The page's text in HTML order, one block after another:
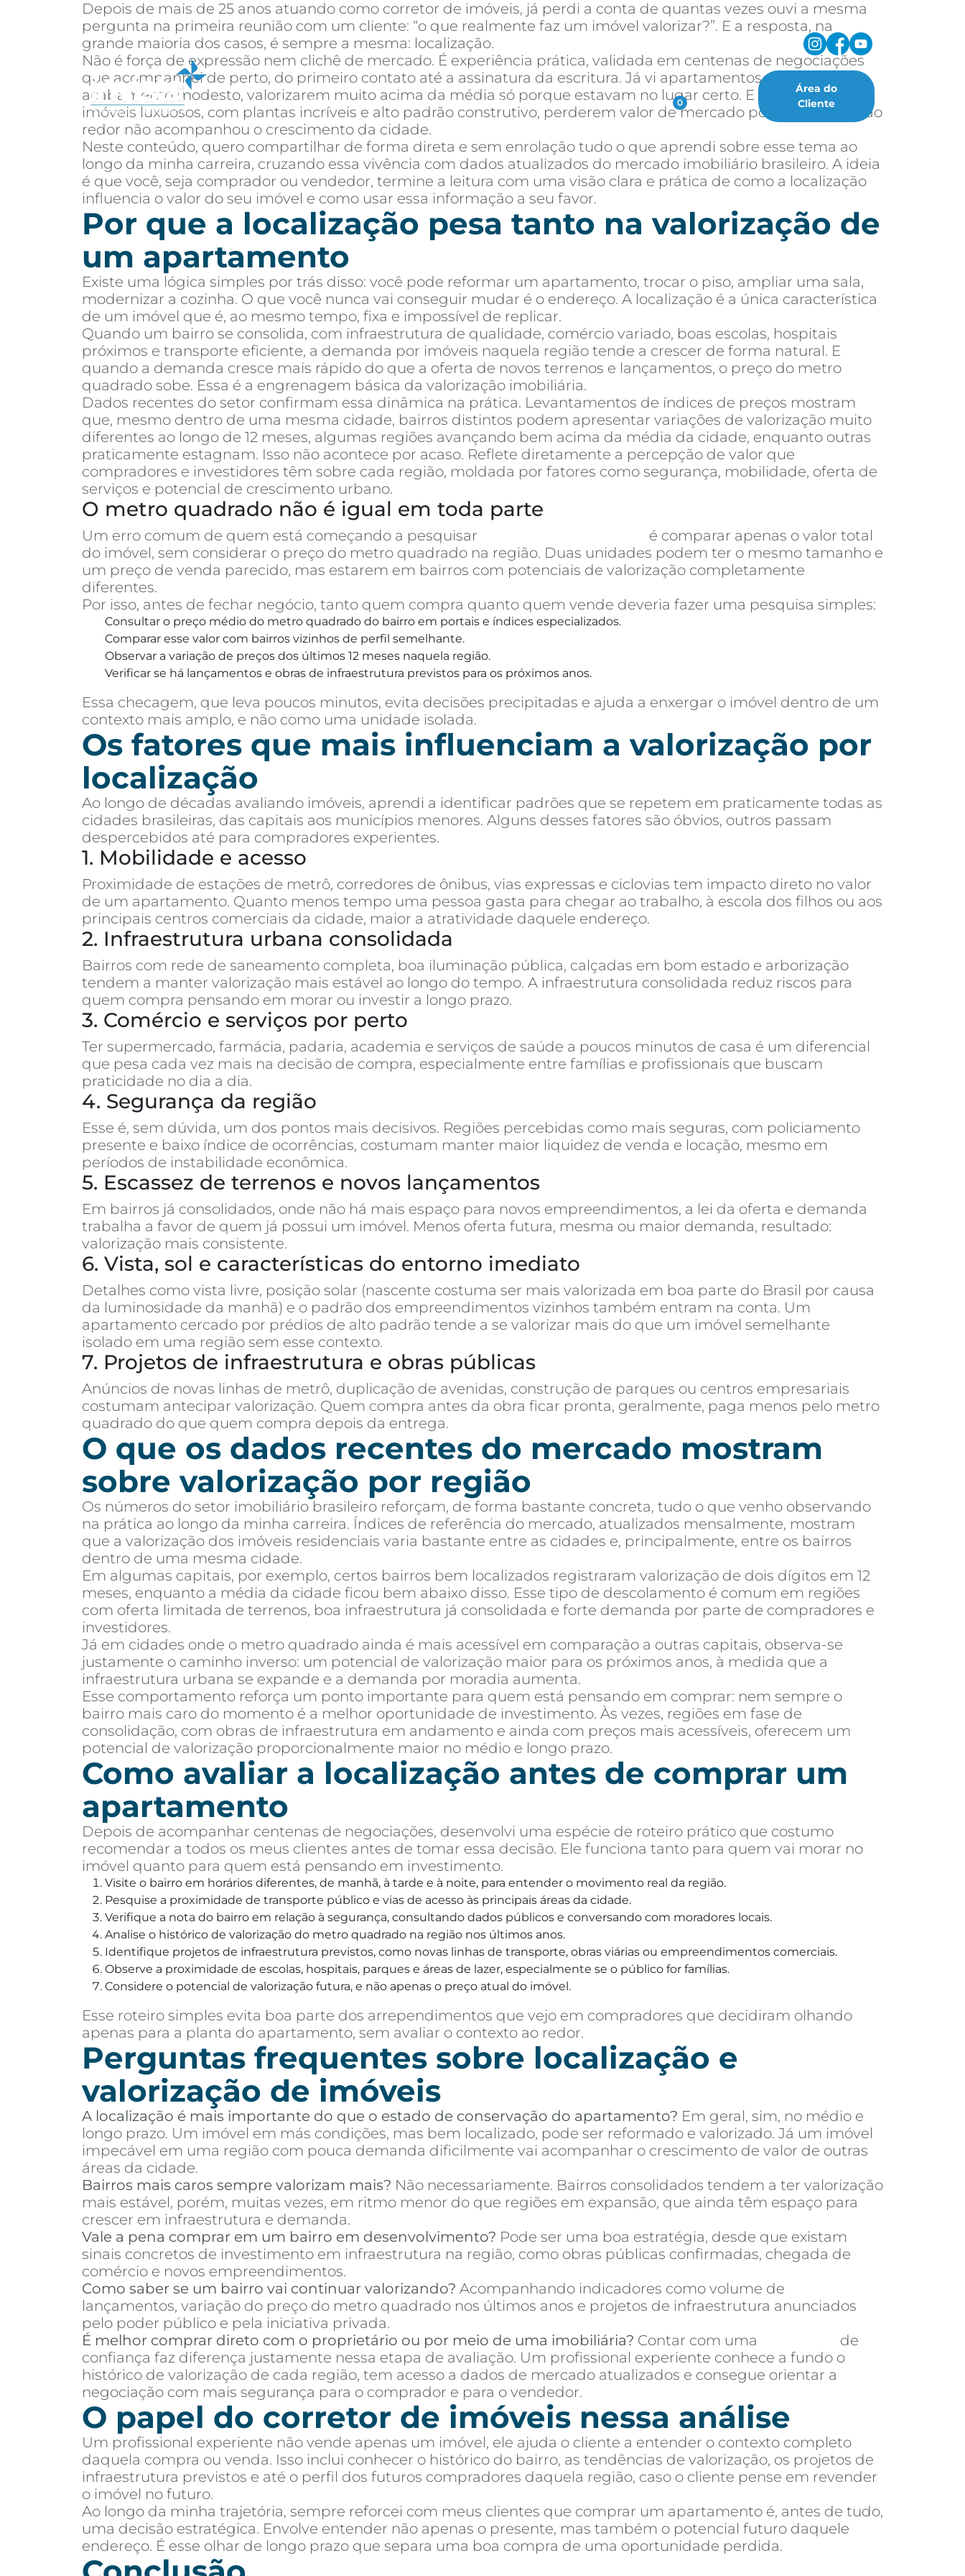
SobreComprarAlugarBlog Por Dentro da Invista AR EducaçãoContato Favoritos 0
Área do
Cliente
Depois de mais de 25 anos atuando como corretor de imóveis, já perdi a conta de quantas vezes ouvi a mesma
pergunta na primeira reunião com um cliente: “o que realmente faz um imóvel valorizar?”. E a resposta, na
grande maioria dos casos, é sempre a mesma: localização.
Não é força de expressão nem clichê de mercado. É experiência prática, validada em centenas de negociações
que acompanhei de perto, do primeiro contato até a assinatura da escritura. Já vi apartamentos simples, com
acabamento modesto, valorizarem muito acima da média só porque estavam no lugar certo. E também já vi
imóveis luxuosos, com plantas incríveis e alto padrão construtivo, perderem valor de mercado porque a região ao
redor não acompanhou o crescimento da cidade.
Neste conteúdo, quero compartilhar de forma direta e sem enrolação tudo o que aprendi sobre esse tema ao
longo da minha carreira, cruzando essa vivência com dados atualizados do mercado imobiliário brasileiro. A ideia
é que você, seja comprador ou vendedor, termine a leitura com uma visão clara e prática de como a localização
influencia o valor do seu imóvel e como usar essa informação a seu favor.
Por que a localização pesa tanto na valorização de
um apartamento
Existe uma lógica simples por trás disso: você pode reformar um apartamento, trocar o piso, ampliar uma sala,
modernizar a cozinha. O que você nunca vai conseguir mudar é o endereço. A localização é a única característica
de um imóvel que é, ao mesmo tempo, fixa e impossível de replicar.
Quando um bairro se consolida, com infraestrutura de qualidade, comércio variado, boas escolas, hospitais
próximos e transporte eficiente, a demanda por imóveis naquela região tende a crescer de forma natural. E
quando a demanda cresce mais rápido do que a oferta de novos terrenos e lançamentos, o preço do metro
quadrado sobe. Essa é a engrenagem básica da valorização imobiliária.
Dados recentes do setor confirmam essa dinâmica na prática. Levantamentos de índices de preços mostram
que, mesmo dentro de uma mesma cidade, bairros distintos podem apresentar variações de valorização muito
diferentes ao longo de 12 meses, algumas regiões avançando bem acima da média da cidade, enquanto outras
praticamente estagnam. Isso não acontece por acaso. Reflete diretamente a percepção de valor que
compradores e investidores têm sobre cada região, moldada por fatores como segurança, mobilidade, oferta de
serviços e potencial de crescimento urbano.
O metro quadrado não é igual em toda parte
Um erro comum de quem está começando a pesquisar
é comparar apenas o valor total
do imóvel, sem considerar o preço do metro quadrado na região. Duas unidades podem ter o mesmo tamanho e
um preço de venda parecido, mas estarem em bairros com potenciais de valorização completamente
diferentes.
Por isso, antes de fechar negócio, tanto quem compra quanto quem vende deveria fazer uma pesquisa simples:
Consultar o preço médio do metro quadrado do bairro em portais e índices especializados.
Comparar esse valor com bairros vizinhos de perfil semelhante.
Observar a variação de preços dos últimos 12 meses naquela região.
Verificar se há lançamentos e obras de infraestrutura previstos para os próximos anos.
Essa checagem, que leva poucos minutos, evita decisões precipitadas e ajuda a enxergar o imóvel dentro de um
contexto mais amplo, e não como uma unidade isolada.
Os fatores que mais influenciam a valorização por
localização
Ao longo de décadas avaliando imóveis, aprendi a identificar padrões que se repetem em praticamente todas as
cidades brasileiras, das capitais aos municípios menores. Alguns desses fatores são óbvios, outros passam
despercebidos até para compradores experientes.
1. Mobilidade e acesso
Proximidade de estações de metrô, corredores de ônibus, vias expressas e ciclovias tem impacto direto no valor
de um apartamento. Quanto menos tempo uma pessoa gasta para chegar ao trabalho, à escola dos filhos ou aos
principais centros comerciais da cidade, maior a atratividade daquele endereço.
2. Infraestrutura urbana consolidada
Bairros com rede de saneamento completa, boa iluminação pública, calçadas em bom estado e arborização
tendem a manter valorização mais estável ao longo do tempo. A infraestrutura consolidada reduz riscos para
quem compra pensando em morar ou investir a longo prazo.
3. Comércio e serviços por perto
Ter supermercado, farmácia, padaria, academia e serviços de saúde a poucos minutos de casa é um diferencial
que pesa cada vez mais na decisão de compra, especialmente entre famílias e profissionais que buscam
praticidade no dia a dia.
4. Segurança da região
Esse é, sem dúvida, um dos pontos mais decisivos. Regiões percebidas como mais seguras, com policiamento
presente e baixo índice de ocorrências, costumam manter maior liquidez de venda e locação, mesmo em
períodos de instabilidade econômica.
5. Escassez de terrenos e novos lançamentos
Em bairros já consolidados, onde não há mais espaço para novos empreendimentos, a lei da oferta e demanda
trabalha a favor de quem já possui um imóvel. Menos oferta futura, mesma ou maior demanda, resultado:
valorização mais consistente.
6. Vista, sol e características do entorno imediato
Detalhes como vista livre, posição solar (nascente costuma ser mais valorizada em boa parte do Brasil por causa
da luminosidade da manhã) e o padrão dos empreendimentos vizinhos também entram na conta. Um
apartamento cercado por prédios de alto padrão tende a se valorizar mais do que um imóvel semelhante
isolado em uma região sem esse contexto.
7. Projetos de infraestrutura e obras públicas
Anúncios de novas linhas de metrô, duplicação de avenidas, construção de parques ou centros empresariais
costumam antecipar valorização. Quem compra antes da obra ficar pronta, geralmente, paga menos pelo metro
quadrado do que quem compra depois da entrega.
O que os dados recentes do mercado mostram
sobre valorização por região
Os números do setor imobiliário brasileiro reforçam, de forma bastante concreta, tudo o que venho observando
na prática ao longo da minha carreira. Índices de referência do mercado, atualizados mensalmente, mostram
que a valorização dos imóveis residenciais varia bastante entre as cidades e, principalmente, entre os bairros
dentro de uma mesma cidade.
Em algumas capitais, por exemplo, certos bairros bem localizados registraram valorização de dois dígitos em 12
meses, enquanto a média da cidade ficou bem abaixo disso. Esse tipo de descolamento é comum em regiões
com oferta limitada de terrenos, boa infraestrutura já consolidada e forte demanda por parte de compradores e
investidores.
Já em cidades onde o metro quadrado ainda é mais acessível em comparação a outras capitais, observa-se
justamente o caminho inverso: um potencial de valorização maior para os próximos anos, à medida que a
infraestrutura urbana se expande e a demanda por moradia aumenta.
Esse comportamento reforça um ponto importante para quem está pensando em comprar: nem sempre o
bairro mais caro do momento é a melhor oportunidade de investimento. Às vezes, regiões em fase de
consolidação, com obras de infraestrutura em andamento e ainda com preços mais acessíveis, oferecem um
potencial de valorização proporcionalmente maior no médio e longo prazo.
Como avaliar a localização antes de comprar um
apartamento
Depois de acompanhar centenas de negociações, desenvolvi uma espécie de roteiro prático que costumo
recomendar a todos os meus clientes antes de tomar essa decisão. Ele funciona tanto para quem vai morar no
imóvel quanto para quem está pensando em investimento.
Visite o bairro em horários diferentes, de manhã, à tarde e à noite, para entender o movimento real da região.
Pesquise a proximidade de transporte público e vias de acesso às principais áreas da cidade.
Verifique a nota do bairro em relação à segurança, consultando dados públicos e conversando com moradores locais.
Analise o histórico de valorização do metro quadrado na região nos últimos anos.
Identifique projetos de infraestrutura previstos, como novas linhas de transporte, obras viárias ou empreendimentos comerciais.
Observe a proximidade de escolas, hospitais, parques e áreas de lazer, especialmente se o público for famílias.
Considere o potencial de valorização futura, e não apenas o preço atual do imóvel.
Esse roteiro simples evita boa parte dos arrependimentos que vejo em compradores que decidiram olhando
apenas para a planta do apartamento, sem avaliar o contexto ao redor.
Perguntas frequentes sobre localização e
valorização de imóveis
A localização é mais importante do que o estado de conservação do apartamento? Em geral, sim, no médio e
longo prazo. Um imóvel em más condições, mas bem localizado, pode ser reformado e valorizado. Já um imóvel
impecável em uma região com pouca demanda dificilmente vai acompanhar o crescimento de valor de outras
áreas da cidade.
Bairros mais caros sempre valorizam mais? Não necessariamente. Bairros consolidados tendem a ter valorização
mais estável, porém, muitas vezes, em ritmo menor do que regiões em expansão, que ainda têm espaço para
crescer em infraestrutura e demanda.
Vale a pena comprar em um bairro em desenvolvimento? Pode ser uma boa estratégia, desde que existam
sinais concretos de investimento em infraestrutura na região, como obras públicas confirmadas, chegada de
comércio e novos empreendimentos.
Como saber se um bairro vai continuar valorizando? Acompanhando indicadores como volume de
lançamentos, variação do preço do metro quadrado nos últimos anos e projetos de infraestrutura anunciados
pelo poder público e pela iniciativa privada.
É melhor comprar direto com o proprietário ou por meio de uma imobiliária? Contar com uma
de
confiança faz diferença justamente nessa etapa de avaliação. Um profissional experiente conhece a fundo o
histórico de valorização de cada região, tem acesso a dados de mercado atualizados e consegue orientar a
negociação com mais segurança para o comprador e para o vendedor.
O papel do corretor de imóveis nessa análise
Um profissional experiente não vende apenas um imóvel, ele ajuda o cliente a entender o contexto completo
daquela compra ou venda. Isso inclui conhecer o histórico do bairro, as tendências de valorização, os projetos de
infraestrutura previstos e até o perfil dos futuros compradores daquela região, caso o cliente pense em revender
o imóvel no futuro.
Ao longo da minha trajetória, sempre reforcei com meus clientes que comprar um apartamento é, antes de tudo,
uma decisão estratégica. Envolve entender não apenas o presente, mas também o potencial futuro daquele
endereço. É esse olhar de longo prazo que separa uma boa compra de uma oportunidade perdida.